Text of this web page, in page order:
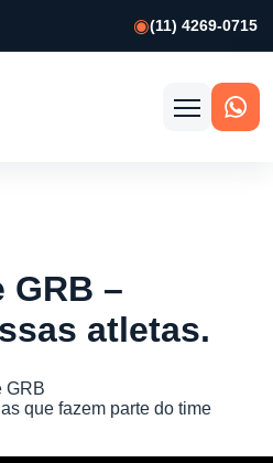
(11) 4269-0715
Abrir
GRB –
atletas.
GRB
que fazem parte do time